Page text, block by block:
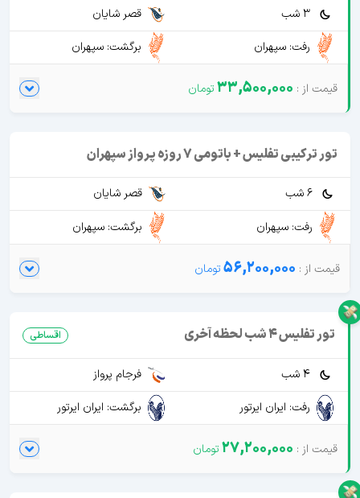
3 شب
قصر شایان
رفت: سپهران
برگشت: سپهران
33,500,000
تور ترکیبی تفلیس + باتومی 7 روزه پرواز سپهران
6 شب
قصر شایان
رفت: سپهران
برگشت: سپهران
56,200,000
تور تفلیس 4 شب لحظه آخری اقساطی
4 شب
فرجام پرواز
رفت: ایران ایرتور
برگشت: ایران ایرتور
27,200,000